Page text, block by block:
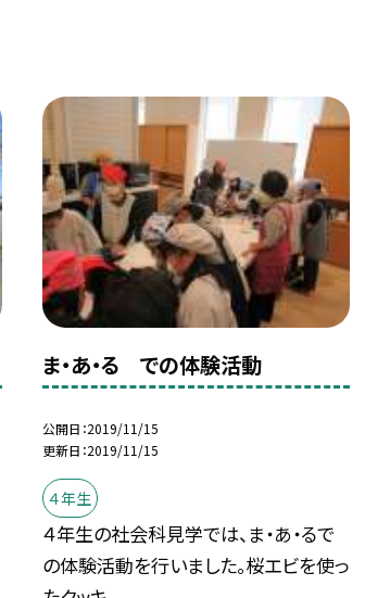
ま・あ・る での体験活動
公開日 2019/11/15
更新日 2019/11/15
４年生
４年生の社会科見学では、ま・あ・るで
の体験活動を行いました。桜エビを使っ